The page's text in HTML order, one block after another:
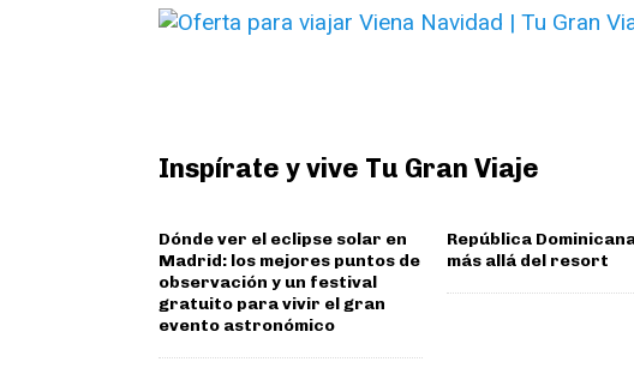
Inspírate y vive Tu Gran Viaje
Dónde ver el eclipse solar en
Madrid: los mejores puntos de
observación y un festival
gratuito para vivir el gran
evento astronómico
República
más allá del resort